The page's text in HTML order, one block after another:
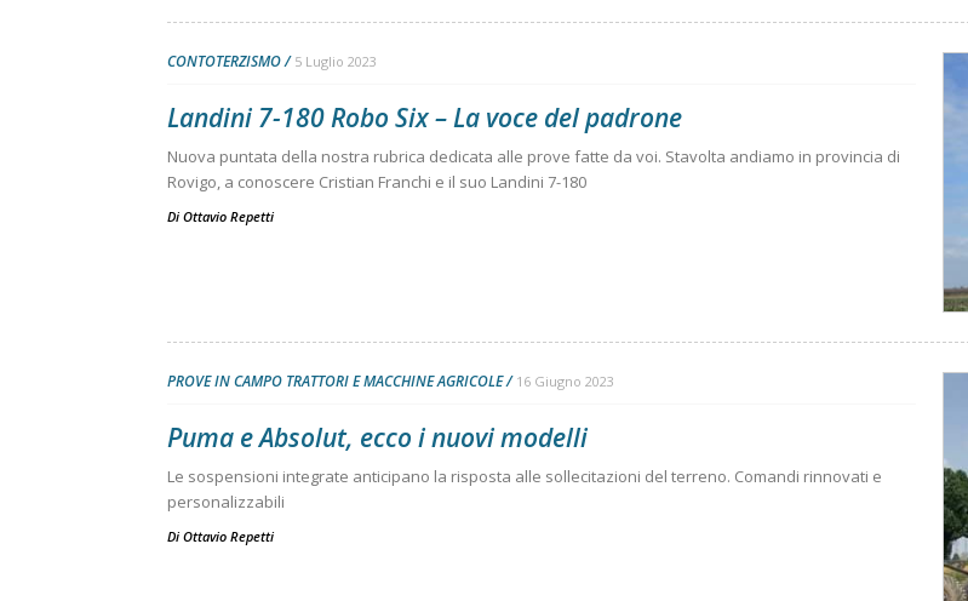
CONTOTERZISMO 5 Luglio 2023
Landini 7-180 Robo Six – La voce del padrone
Nuova puntata della nostra rubrica dedicata alle prove fatte da voi. Stavolta andiamo in provincia di
Rovigo, a conoscere Cristian Franchi e il suo Landini 7-180
Di Ottavio Repetti
PROVE IN CAMPO TRATTORI E MACCHINE AGRICOLE 16 Giugno 2023
Puma e Absolut, ecco i nuovi modelli
Le sospensioni integrate anticipano la risposta alle sollecitazioni del terreno. Comandi rinnovati e
personalizzabili
Di Ottavio Repetti